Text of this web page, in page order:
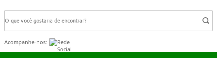
Acompanhe-nos: